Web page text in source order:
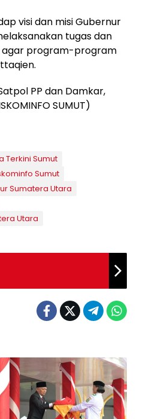
visi dan misi Gubernur
tugas dan
agar program-program
PP dan Damkar,
SUMUT)
Terkini Sumut
Sumut
Sumatera Utara
Utara